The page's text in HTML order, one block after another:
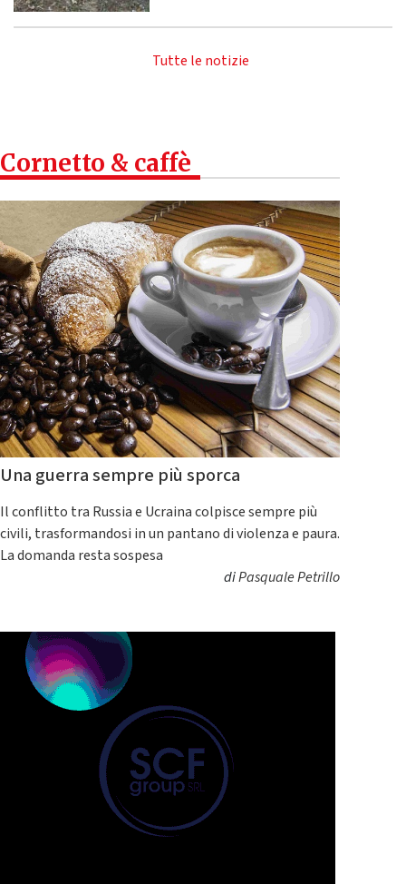
Tutte le notizie
Cornetto & caffè
Una guerra sempre più sporca
Il conflitto tra Russia e Ucraina colpisce sempre più
civili, trasformandosi in un pantano di violenza e paura.
La domanda resta sospesa
diPasquale Petrillo